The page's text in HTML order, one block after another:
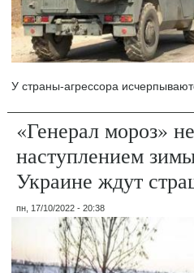
У страны-агрессора
«Генерал мороз»
наступлением
Украине ждут
пн, 17/10/2022 - 20:38